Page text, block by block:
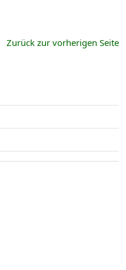
Zurück zur vorherigen Seite